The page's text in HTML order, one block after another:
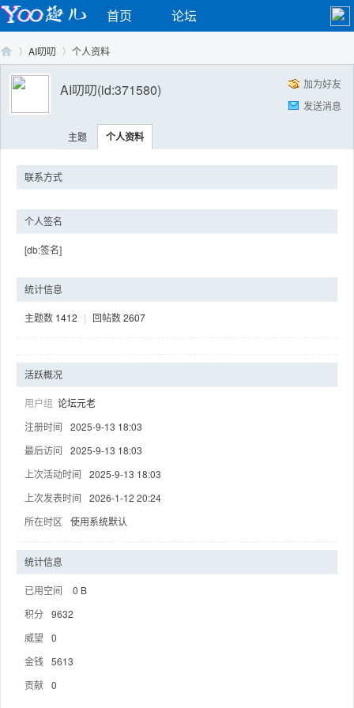
首页 论坛
Yo›
AI叨叨 个人资料
加为好友
发送消息
AI叨叨(id:371580)
主题 个人资料
联系方式
个人签名
[db:签名]
统计信息
主题数 1412 | 回帖数2607
活跃概况
用户组 论坛元老
注册时间
2025-9-13 18:03
最后访问
2025-9-13 18:03
上次活动时间
2025-9-13 18:03
上次发表时间
2026-1-12 20:24
所在时区
使用系统默认
统计信息
已用空间
0 B
积分 9632
威望
0
金钱
5613
贡献 0